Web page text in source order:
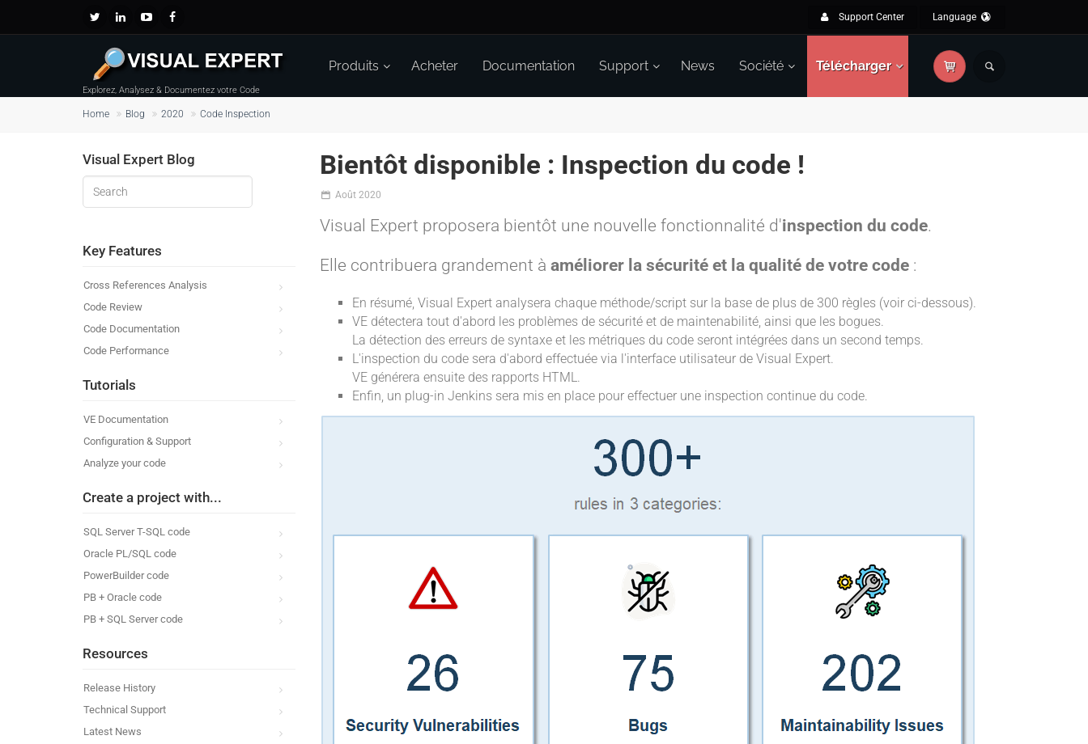
Support Center Language
Explorez, Analysez & Documentez votre Code
Produits Acheter Documentation Support News Société Télécharger
Home Blog 2020 Code Inspection
Bientôt disponible : Inspection du code !
Août 2020
Visual Expert proposera bientôt une nouvelle fonctionnalité d'inspection du code.
Elle contribuera grandement à améliorer la sécurité et la qualité de votre code :
En résumé, Visual Expert analysera chaque méthode/script sur la base de plus de 300 règles (voir ci-dessous).
VE détectera tout d'abord les problèmes de sécurité et de maintenabilité, ainsi que les bogues.
La détection des erreurs de syntaxe et les métriques du code seront intégrées dans un second temps.
L'inspection du code sera d'abord effectuée via l'interface utilisateur de Visual Expert.
VE générera ensuite des rapports HTML.
Enfin, un plug-in Jenkins sera mis en place pour effectuer une inspection continue du code.
Visual Expert Blog
Key Features
Cross References Analysis
Code Review
Code Documentation
Code Performance
Tutorials
VE Documentation
Configuration & Support
Analyze your code
Create a project with...
SQL Server T-SQL code
Oracle PL/SQL code
PowerBuilder code
PB + Oracle code
PB + SQL Server code
Resources
Release History
Technical Support
Latest News